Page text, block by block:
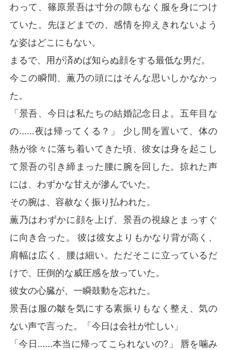
婚するという知らせがもたらされた。
誰もが、景吾がようやく薫乃に耐えきれなくなり、初恋
の人と一緒になるのだと思った。だが、普段はメディア
の前に姿を見せない彼が、子供を抱いて満面の笑みを浮
かべて現れた。
「最近、妻との離婚話が出回っているらしいが、あれは
全部デマだ。俺たちの仲は何の問題もない。それに、子
供だってもう来年には小学校に上がる年だ。誤解を招く
ような噂は、そろそろ終わりにしようじゃないか」
わって、篠原景吾は寸分の隙もなく服を身につけ
ていた。先ほどまでの、感情を抑えきれないよう
な姿はどこにもない。
まるで、用が済めば知らぬ顔をする最低な男だ。
今この瞬間、薫乃の頭にはそんな思いしかなかっ
た。
「景吾、今日は私たちの結婚記念日よ。五年目な
の……夜は帰ってくる？」 少し間を置いて、体の
熱が徐々に落ち着いてきた頃、彼女は身を起こし
て景吾の引き締まった腰に腕を回した。掠れた声
には、わずかな甘えが滲んでいた。
その腕は、容赦なく振り払われた。
薫乃はわずかに顔を上げ、景吾の視線とまっすぐ
に向き合った。 彼は彼女よりもかなり背が高く、
肩幅は広く、腰は細い。ただそこに立っているだ
けで、圧倒的な威圧感を放っていた。
彼女の心臓が、一瞬鼓動を忘れた。
景吾は服の皺を気にする素振りもなく整え、気の
ない声で言った。「今日は会社が忙しい」
「今日……本当に帰ってこられないの?」 唇を噛み